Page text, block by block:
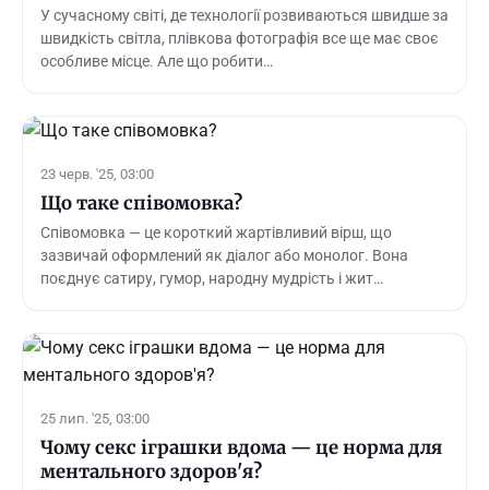
У сучасному світі, де технології розвиваються швидше за
швидкість світла, плівкова фотографія все ще має своє
особливе місце. Але що робити…
23 черв. '25, 03:00
Що таке співомовка?
Співомовка — це короткий жартівливий вірш, що
зазвичай оформлений як діалог або монолог. Вона
поєднує сатиру, гумор, народну мудрість і жит…
25 лип. '25, 03:00
Чому секс іграшки вдома — це норма для
ментального здоров'я?